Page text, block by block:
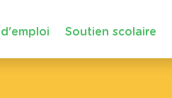
Soutien scolaire